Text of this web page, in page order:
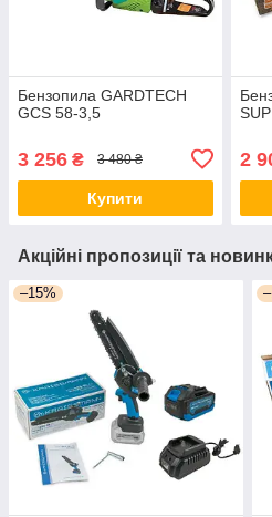
Бензопила GARDTECH
GCS 58-3,5
3 256 ₴ 3 480 ₴
Купити
2
Акційні пропозиції та
–15%